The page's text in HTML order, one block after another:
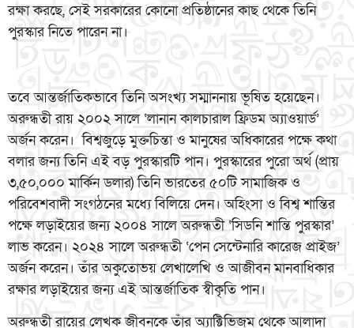
রক্ষা করছে, সেই সরকারের কোনো প্রতিষ্ঠানের কাছ থেকে তিনি
পুরস্কার নিতে পারেন না।
তবে আন্তর্জাতিকভাবে তিনি অসংখ্য সম্মাননায় ভূষিত হয়েছেন।
অরুন্ধতী রায় ২০০২ সালে ‘লানান কালচারাল ফ্রিডম অ্যাওয়ার্ড’
অর্জন করেন। বিশ্বজুড়ে মুক্তচিন্তা ও মানুষের অধিকারের পক্ষে কথা
বলার জন্য তিনি এই বড় পুরস্কারটি পান। পুরস্কারের পুরো অর্থ (প্রায়
৩,৫০,০০০ মার্কিন ডলার) তিনি ভারতের ৫০টি সামাজিক ও
পরিবেশবাদী সংগঠনের মধ্যে বিলিয়ে দেন। অহিংসা ও বিশ্ব শান্তির
পক্ষে লড়াইয়ের জন্য ২০০৪ সালে অরুন্ধতী ‘সিডনি শান্তি পুরস্কার’
লাভ করেন। ২০২৪ সালে অরুন্ধতী ‘পেন সেন্টেনারি কারেজ প্রাইজ’
অর্জন করেন। তাঁর অকুতোভয় লেখালেখি ও আজীবন মানবাধিকার
রক্ষার লড়াইয়ের জন্য এই আন্তর্জাতিক স্বীকৃতি পান।
অরুন্ধতী রায়ের লেখক জীবনকে তাঁর অ্যাক্টিভিজম থেকে আলাদা